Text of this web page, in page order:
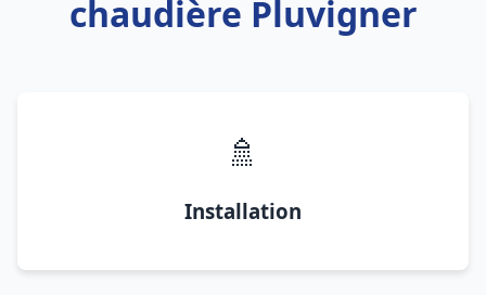
chaudière Pluvigner
🚿
Installation